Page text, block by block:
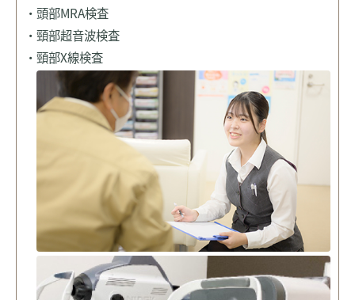
・頭部MRA検査
・頸部超音波検査
・頸部X線検査